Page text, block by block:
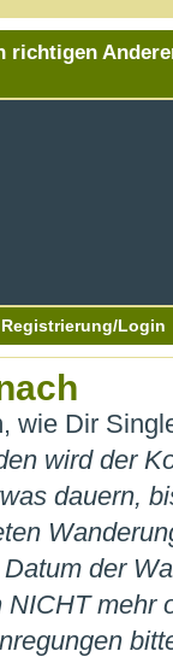
richtigen
Registrierung/Login
wie Dir
wird der
dauern,
der
mehr